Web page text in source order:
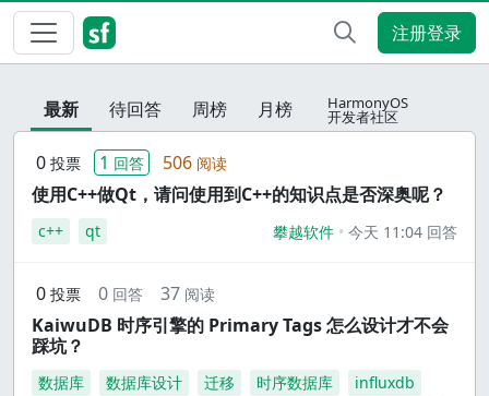
注册登录
最新 待回答 周榜 月榜 HarmonyOS
开发者社区
0 投票 1 回答 506 阅读
使用C++做Qt，请问使用到C++的知识点是否深奥呢？
c++ qt 攀越软件 今天 11:04 回答
0 投票 0 回答 37 阅读
KaiwuDB 时序引擎的 Primary Tags 怎么设计才不会
踩坑？
数据库 数据库设计 迁移 时序数据库
influxdb